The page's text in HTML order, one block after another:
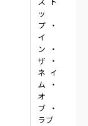
ッ
プ・
イ
ン・
ザ・
ネイ
ム・
オ
ブ・
ラブ